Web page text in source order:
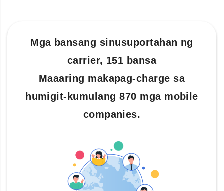
Mga bansang sinusuportahan ng
carrier, 151 bansa
Maaaring makapag-charge sa
humigit-kumulang 870 mga mobile
companies.